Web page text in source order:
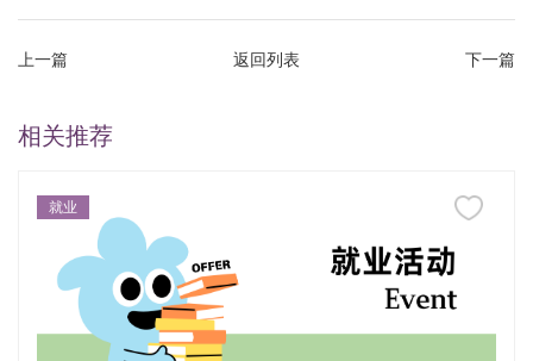
上一篇 返回列表 下一篇
相关推荐
就业